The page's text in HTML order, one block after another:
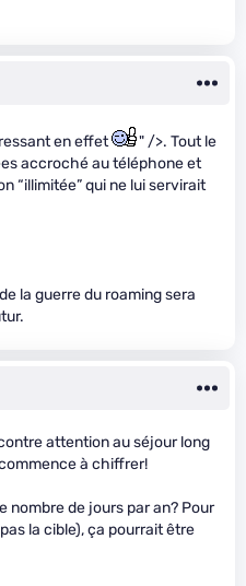
en effet
" />. Tout le
accroché au téléphone et
“illimitée” qui ne lui servirait
la guerre du roaming sera
attention au séjour long
à chiffrer!
nombre de jours par an? Pour
la cible), ça pourrait être